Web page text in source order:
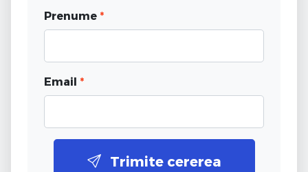
Prenume *
Email *
Trimite cererea